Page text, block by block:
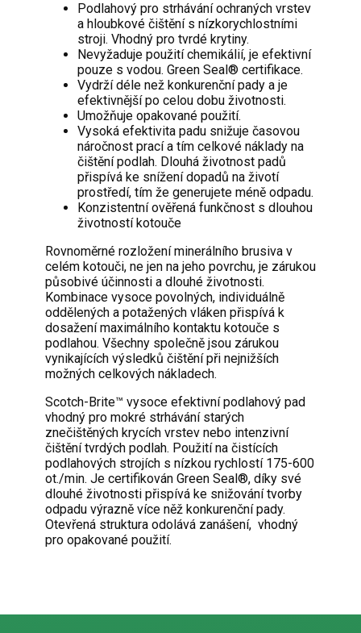
Podlahový pro strhávání ochraných vrstev
a hloubkové čištění s nízkorychlostními
stroji. Vhodný pro tvrdé krytiny.
Nevyžaduje použití chemikálií, je efektivní
pouze s vodou. Green Seal® certifikace.
Vydrží déle než konkurenční pady a je
efektivnější po celou dobu životnosti.
Umožňuje opakované použití.
Vysoká efektivita padu snižuje časovou
náročnost prací a tím celkové náklady na
čištění podlah. Dlouhá životnost padů
přispívá ke snížení dopadů na životí
prostředí, tím že generujete méně odpadu.
Konzistentní ověřená funkčnost s dlouhou
životností kotouče
Rovnoměrné rozložení minerálního brusiva v
celém kotouči, ne jen na jeho povrchu, je zárukou
působivé účinnosti a dlouhé životnosti.
Kombinace vysoce povolných, individuálně
oddělených a potažených vláken přispívá k
dosažení maximálního kontaktu kotouče s
podlahou. Všechny společně jsou zárukou
vynikajících výsledků čištění při nejnižších
možných celkových nákladech.
Scotch-Brite™ vysoce efektivní podlahový pad
vhodný pro mokré strhávání starých
znečištěných krycích vrstev nebo intenzivní
čištění tvrdých podlah. Použití na čistících
podlahových strojích s nízkou rychlostí 175-600
ot./min. Je certifikován Green Seal®, díky své
dlouhé životnosti přispívá ke snižování tvorby
odpadu výrazně více něž konkurenční pady.
Otevřená struktura odolává zanášení, vhodný
pro opakované použití.